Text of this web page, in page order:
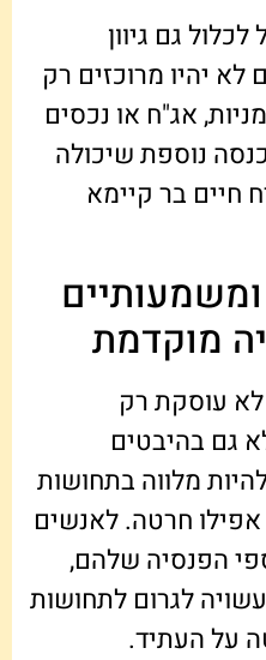
גם גיוון
יהיו מרוכזים רק
אג"ח או נכסים
נוספת שיכולה
חיים בר קיימא
מוקדמת
עוסקת רק
גם בהיבטים
מלווה בתחושות
חרטה. לאנשים
הפנסיה שלהם,
לגרום לתחושות
על העתיד.